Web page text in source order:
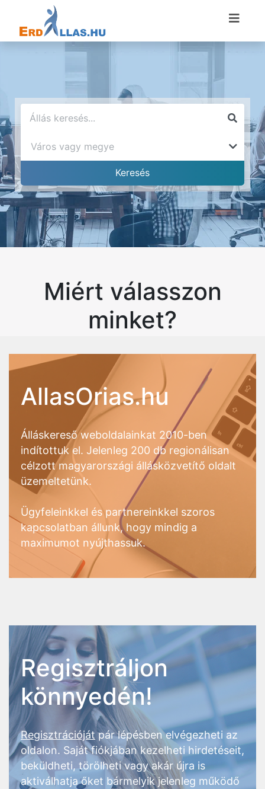
Miért válasszon
minket?
AllasOrias.hu
Álláskereső weboldalainkat 2010-ben
indítottuk el. Jelenleg 200 db regionálisan
célzott magyarországi állásközvetítő oldalt
üzemeltetünk.
Ügyfeleinkkel és partnereinkkel szoros
kapcsolatban állunk, hogy mindig a
maximumot nyújthassuk.
Regisztráljon
könnyedén!
Regisztrációjátpár lépésben elvégezheti az
oldalon. Saját fiókjában kezelheti hirdetéseit,
beküldheti, törölheti vagy akár újra is
aktiválhatja őket bármelyik jelenleg működő